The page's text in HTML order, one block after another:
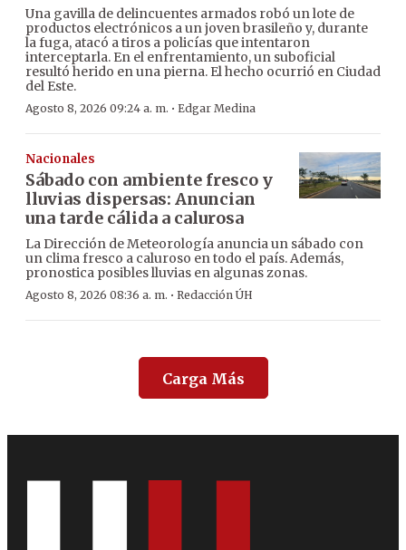
Una gavilla de delincuentes armados robó un lote de
productos electrónicos a un joven brasileño y, durante
la fuga, atacó a tiros a policías que intentaron
interceptarla. En el enfrentamiento, un suboficial
resultó herido en una pierna. El hecho ocurrió en Ciudad
del Este.
Agosto 8, 2026 09:24 a. m. · Edgar Medina
Nacionales
Sábado con ambiente fresco y
lluvias dispersas: Anuncian
una tarde cálida a calurosa
La Dirección de Meteorología anuncia un sábado con
un clima fresco a caluroso en todo el país. Además,
pronostica posibles lluvias en algunas zonas.
Agosto 8, 2026 08:36 a. m. · Redacción ÚH
Carga Más